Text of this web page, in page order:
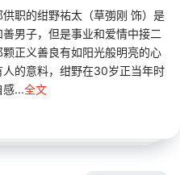
职的绀野祐太（草彅刚 饰）是
男子，但是事业和爱情中接二
正义善良有如阳光般明亮的心
的意料，绀野在30岁正当年时
感...全文